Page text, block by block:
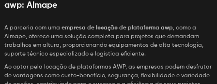
awp: Almape
A parceria com uma empresa de locação de plataforma awp, como a
Almape, oferece uma solução completa para projetos que demandam
trabalhos em altura, proporcionando equipamentos de alta tecnologia,
suporte técnico especializado e logística eficiente.
Ao optar pela locação de plataformas AWP, as empresas podem desfrutar
de vantagens como custo-benefício, segurança, flexibilidade e variedade